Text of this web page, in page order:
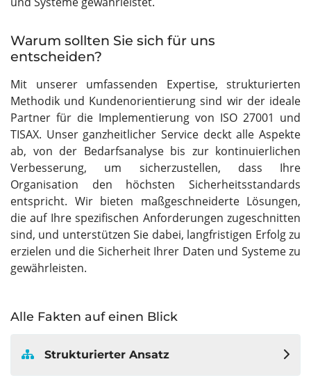
Warum sollten Sie sich für uns
entscheiden?
Mit unserer umfassenden Expertise, strukturierten
Methodik und Kundenorientierung sind wir der ideale
Partner für die Implementierung von ISO 27001 und
TISAX. Unser ganzheitlicher Service deckt alle Aspekte
ab, von der Bedarfsanalyse bis zur kontinuierlichen
Verbesserung, um sicherzustellen, dass Ihre
Organisation den höchsten Sicherheitsstandards
entspricht. Wir bieten maßgeschneiderte Lösungen,
die auf Ihre spezifischen Anforderungen zugeschnitten
sind, und unterstützen Sie dabei, langfristigen Erfolg zu
erzielen und die Sicherheit Ihrer Daten und Systeme zu
gewährleisten.
Alle Fakten auf einen Blick
Strukturierter Ansatz